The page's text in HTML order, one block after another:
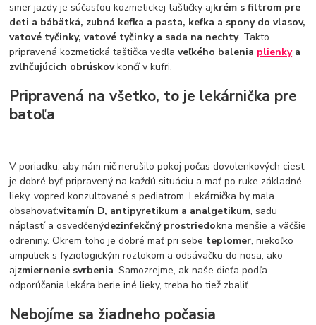
smer jazdy je súčasťou kozmetickej taštičky ajkrém s filtrom pre
deti a bábätká, zubná kefka a pasta, kefka a spony do vlasov,
vatové tyčinky, vatové tyčinky a sada na nechty. Takto
pripravená kozmetická taštička vedľaveľkého balenia plienkya
zvlhčujúcich obrúskovkončí v kufri.
Pripravená na všetko, to je lekárnička pre
batoľa
V poriadku, aby nám nič nerušilo pokoj počas dovolenkových ciest,
je dobré byť pripravený na každú situáciu a mať po ruke základné
lieky, vopred konzultované s pediatrom. Lekárnička by mala
obsahovať:vitamín D, antipyretikum a analgetikum, sadu
náplastí a osvedčenýdezinfekčný prostriedokna menšie a väčšie
odreniny. Okrem toho je dobré mať pri sebe teplomer, niekoľko
ampuliek s fyziologickým roztokom a odsávačku do nosa, ako
ajzmiernenie svrbenia. Samozrejme, ak naše dieťa podľa
odporúčania lekára berie iné lieky, treba ho tiež zbaliť.
Nebojíme sa žiadneho počasia